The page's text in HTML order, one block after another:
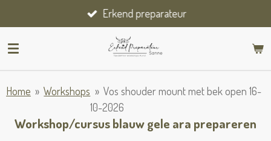
direct
naar
Erkend preparateur
Home » Workshops » Vos shouder mount met bek open 16-
10-2026
Workshop/cursus blauw gele ara prepareren